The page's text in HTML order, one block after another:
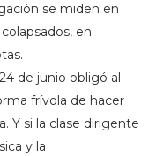
se miden en
en
de junio obligó al
frívola de hacer
Y si la clase dirigente
y la